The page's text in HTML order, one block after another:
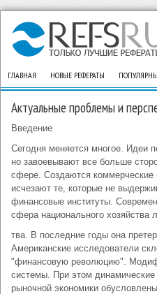
ГЛАВНАЯ НОВЫЕ РЕФЕРАТЫ
Актуальные проблемы и
Введение
Сегодня меняется многое. Идеи
но завоевывают все больше
сфере. Создаются
исчезают те, которые не
финансовые институты.
сфера национального хозяйства
тва. В последние годы она
Американские исследователи
"финансовую революцию".
системы. При этом динамические
рыночной экономики